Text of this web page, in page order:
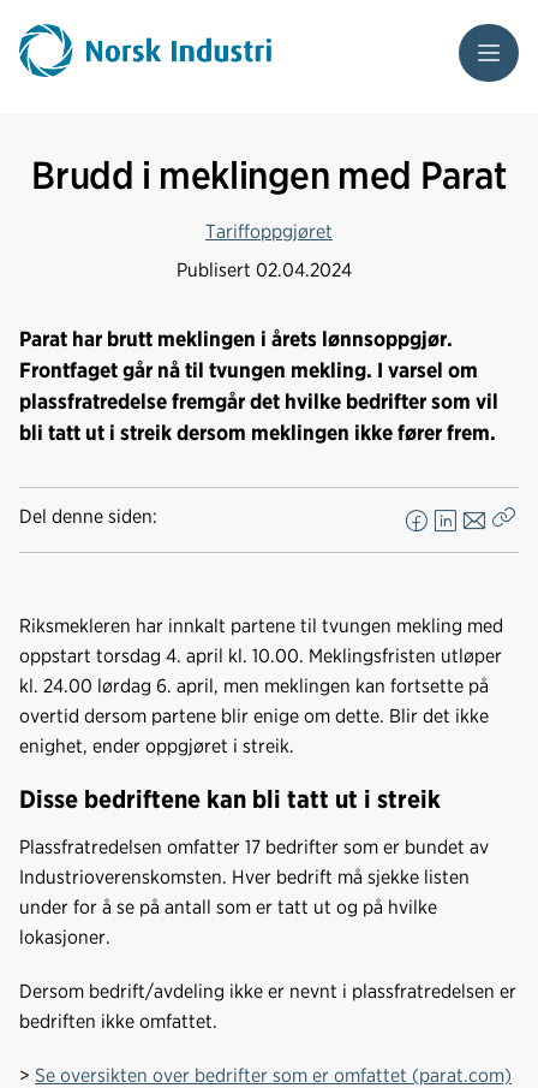
Meny
Brudd i meklingen med Parat
Tariffoppgjøret
Publisert 02.04.2024
Parat har brutt meklingen i årets lønnsoppgjør.
Frontfaget går nå til tvungen mekling. I varsel om
plassfratredelse fremgår det hvilke bedrifter som vil
bli tatt ut i streik dersom meklingen ikke fører frem.
Del denne siden:
F
a
e
b
o
o
L
i
k
e
d
I
E
-
o
s
t
Riksmekleren har innkalt partene til tvungen mekling med
oppstart torsdag 4. april kl. 10.00. Meklingsfristen utløper
kl. 24.00 lørdag 6. april, men meklingen kan fortsette på
overtid dersom partene blir enige om dette. Blir det ikke
enighet, ender oppgjøret i streik.
Disse bedriftene kan bli tatt ut i streik
Plassfratredelsen omfatter 17 bedrifter som er bundet av
Industrioverenskomsten. Hver bedrift må sjekke listen
under for å se på antall som er tatt ut og på hvilke
lokasjoner.
Dersom bedrift/avdeling ikke er nevnt i plassfratredelsen er
bedriften ikke omfattet.
> Se oversikten over bedrifter som er omfattet (parat.com)